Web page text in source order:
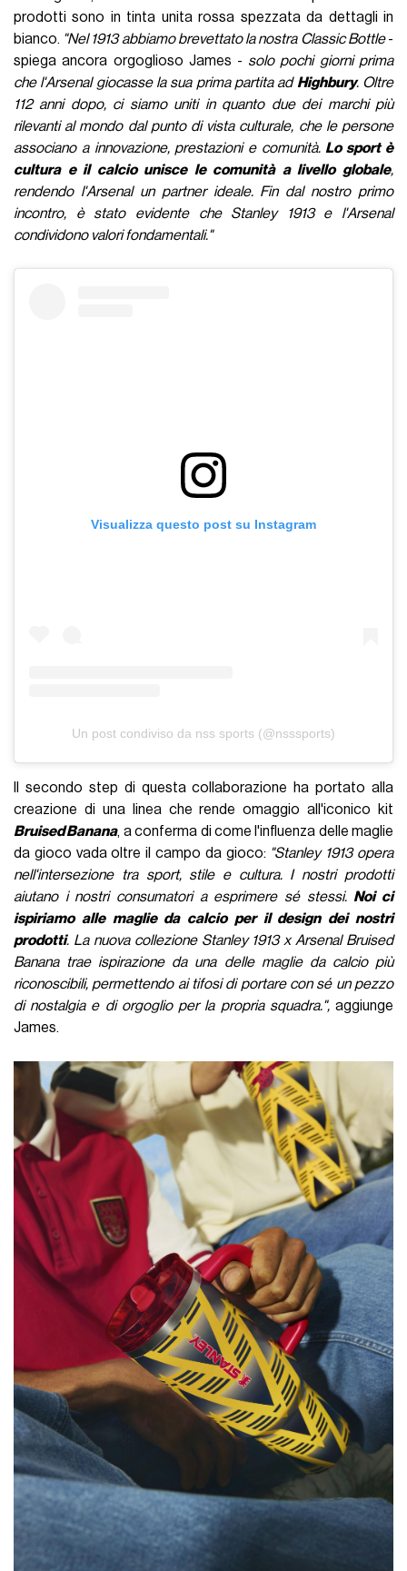
prodotti sono in tinta unita rossa spezzata da dettagli in
bianco. "Nel 1913 abbiamo brevettato la nostra Classic Bottle-
spiega ancora orgoglioso James - solo pochi giorni prima
che l'Arsenal giocasse la sua prima partita ad Highbury. Oltre
112 anni dopo, ci siamo uniti in quanto due dei marchi più
rilevanti al mondo dal punto di vista culturale, che le persone
associano a innovazione, prestazioni e comunità. Lo sport è
cultura e il calcio unisce le comunità a livello globale,
rendendo l'Arsenal un partner ideale. Fin dal nostro primo
incontro, è stato evidente che Stanley 1913 e l'Arsenal
condividono valori fondamentali."
Visualizza questo post su Instagram
Un post condiviso da nss sports (@nsssports)
Il secondo step di questa collaborazione ha portato alla
creazione di una linea che rende omaggio all'iconico kit
Bruised Banana, a conferma di come l'influenza delle maglie
da gioco vada oltre il campo da gioco: "Stanley 1913 opera
nell'intersezione tra sport, stile e cultura. I nostri prodotti
aiutano i nostri consumatori a esprimere sé stessi.Noi ci
ispiriamo alle maglie da calcio per il design dei nostri
prodotti. La nuova collezione Stanley 1913 x Arsenal Bruised
Banana trae ispirazione da una delle maglie da calcio più
riconoscibili, permettendo ai tifosi di portare con sé un pezzo
di nostalgia e di orgoglio per la propria squadra.", aggiunge
James.